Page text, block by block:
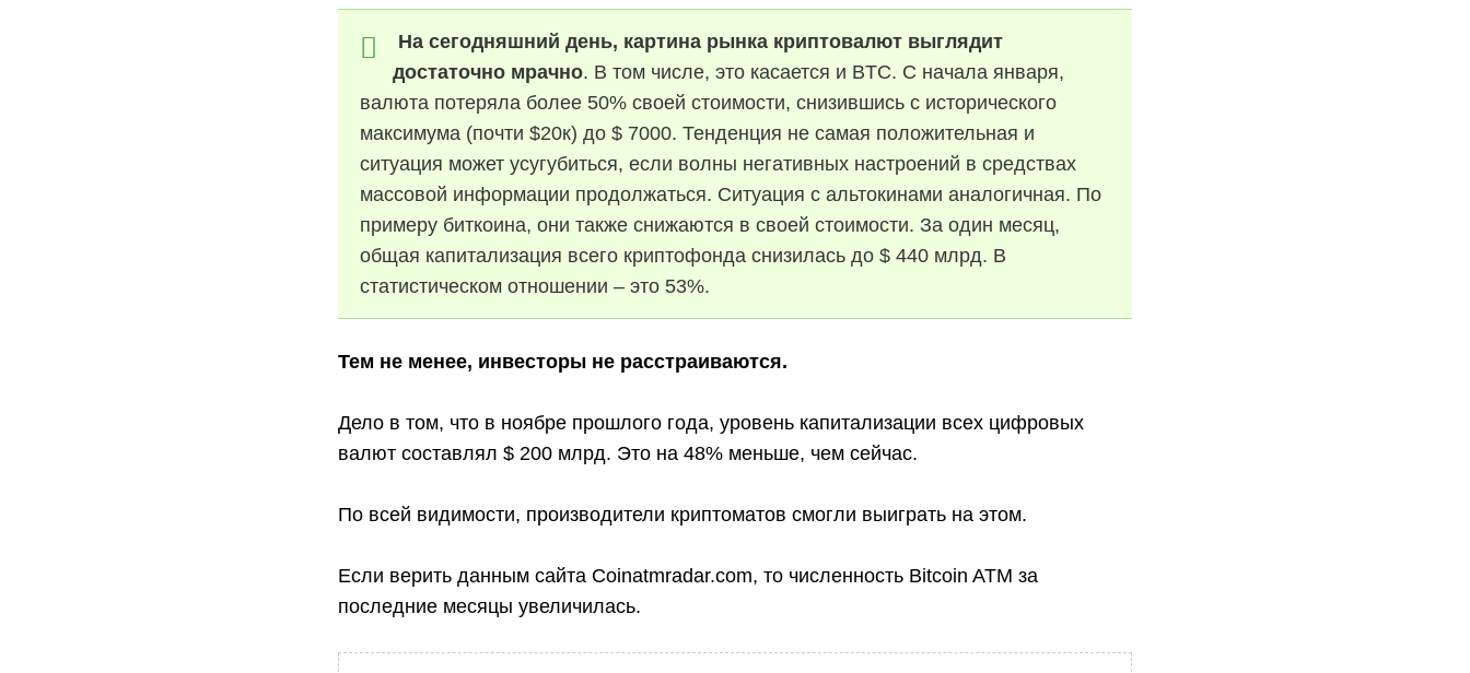
На сегодняшний день, картина рынка криптовалют выглядит
достаточно мрачно. В том числе, это касается и BTC. С начала января,
валюта потеряла более 50% своей стоимости, снизившись с исторического
максимума (почти $20к) до $ 7000. Тенденция не самая положительная и
ситуация может усугубиться, если волны негативных настроений в средствах
массовой информации продолжаться. Ситуация с альтокинами аналогичная. По
примеру биткоина, они также снижаются в своей стоимости. За один месяц,
общая капитализация всего криптофонда снизилась до $ 440 млрд. В
статистическом отношении – это 53%.
Тем не менее, инвесторы не расстраиваются.
Дело в том, что в ноябре прошлого года, уровень капитализации всех цифровых
валют составлял $ 200 млрд. Это на 48% меньше, чем сейчас.
По всей видимости, производители криптоматов смогли выиграть на этом.
Если верить данным сайта Coinatmradar.com, то численность Bitcoin ATM за
последние месяцы увеличилась.